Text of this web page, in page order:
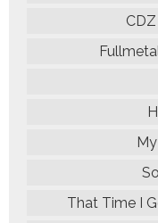
That Time I